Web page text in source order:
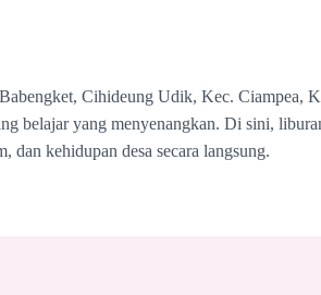
Cihideung Udik, Kec. Ciampea,
belajar yang menyenangkan. Di sini,
dan kehidupan desa secara langsung.